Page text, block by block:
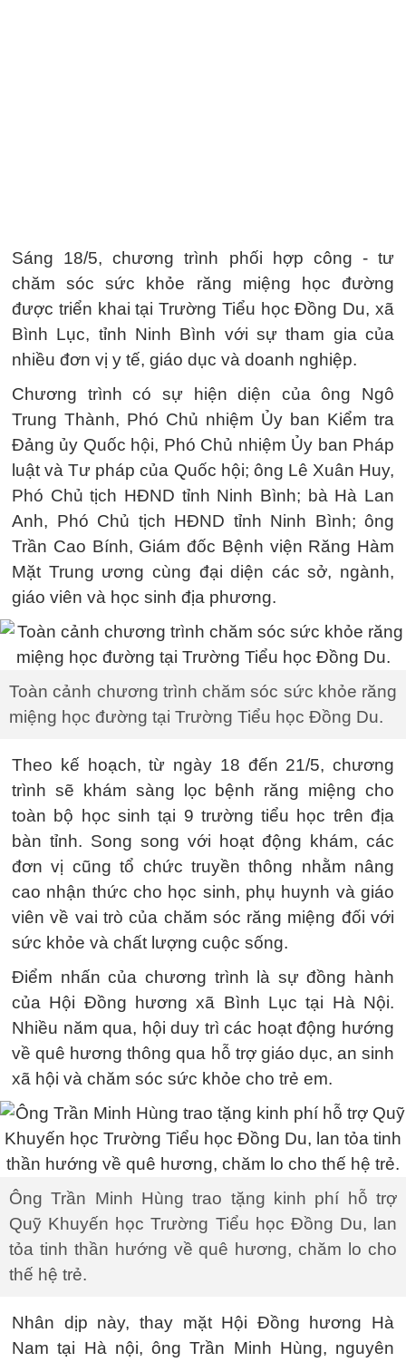
Sáng 18/5, chương trình phối hợp công - tư
chăm sóc sức khỏe răng miệng học đường
được triển khai tại Trường Tiểu học Đồng Du, xã
Bình Lục, tỉnh Ninh Bình với sự tham gia của
nhiều đơn vị y tế, giáo dục và doanh nghiệp.
Chương trình có sự hiện diện của ông Ngô
Trung Thành, Phó Chủ nhiệm Ủy ban Kiểm tra
Đảng ủy Quốc hội, Phó Chủ nhiệm Ủy ban Pháp
luật và Tư pháp của Quốc hội; ông Lê Xuân Huy,
Phó Chủ tịch HĐND tỉnh Ninh Bình; bà Hà Lan
Anh, Phó Chủ tịch HĐND tỉnh Ninh Bình; ông
Trần Cao Bính, Giám đốc Bệnh viện Răng Hàm
Mặt Trung ương cùng đại diện các sở, ngành,
giáo viên và học sinh địa phương.
Toàn cảnh chương trình chăm sóc sức khỏe răng
miệng học đường tại Trường Tiểu học Đồng Du.
Theo kế hoạch, từ ngày 18 đến 21/5, chương
trình sẽ khám sàng lọc bệnh răng miệng cho
toàn bộ học sinh tại 9 trường tiểu học trên địa
bàn tỉnh. Song song với hoạt động khám, các
đơn vị cũng tổ chức truyền thông nhằm nâng
cao nhận thức cho học sinh, phụ huynh và giáo
viên về vai trò của chăm sóc răng miệng đối với
sức khỏe và chất lượng cuộc sống.
Điểm nhấn của chương trình là sự đồng hành
của Hội Đồng hương xã Bình Lục tại Hà Nội.
Nhiều năm qua, hội duy trì các hoạt động hướng
về quê hương thông qua hỗ trợ giáo dục, an sinh
xã hội và chăm sóc sức khỏe cho trẻ em.
Ông Trần Minh Hùng trao tặng kinh phí hỗ trợ
Quỹ Khuyến học Trường Tiểu học Đồng Du, lan
tỏa tinh thần hướng về quê hương, chăm lo cho
thế hệ trẻ.
Nhân dịp này, thay mặt Hội Đồng hương Hà
Nam tại Hà nội, ông Trần Minh Hùng, nguyên